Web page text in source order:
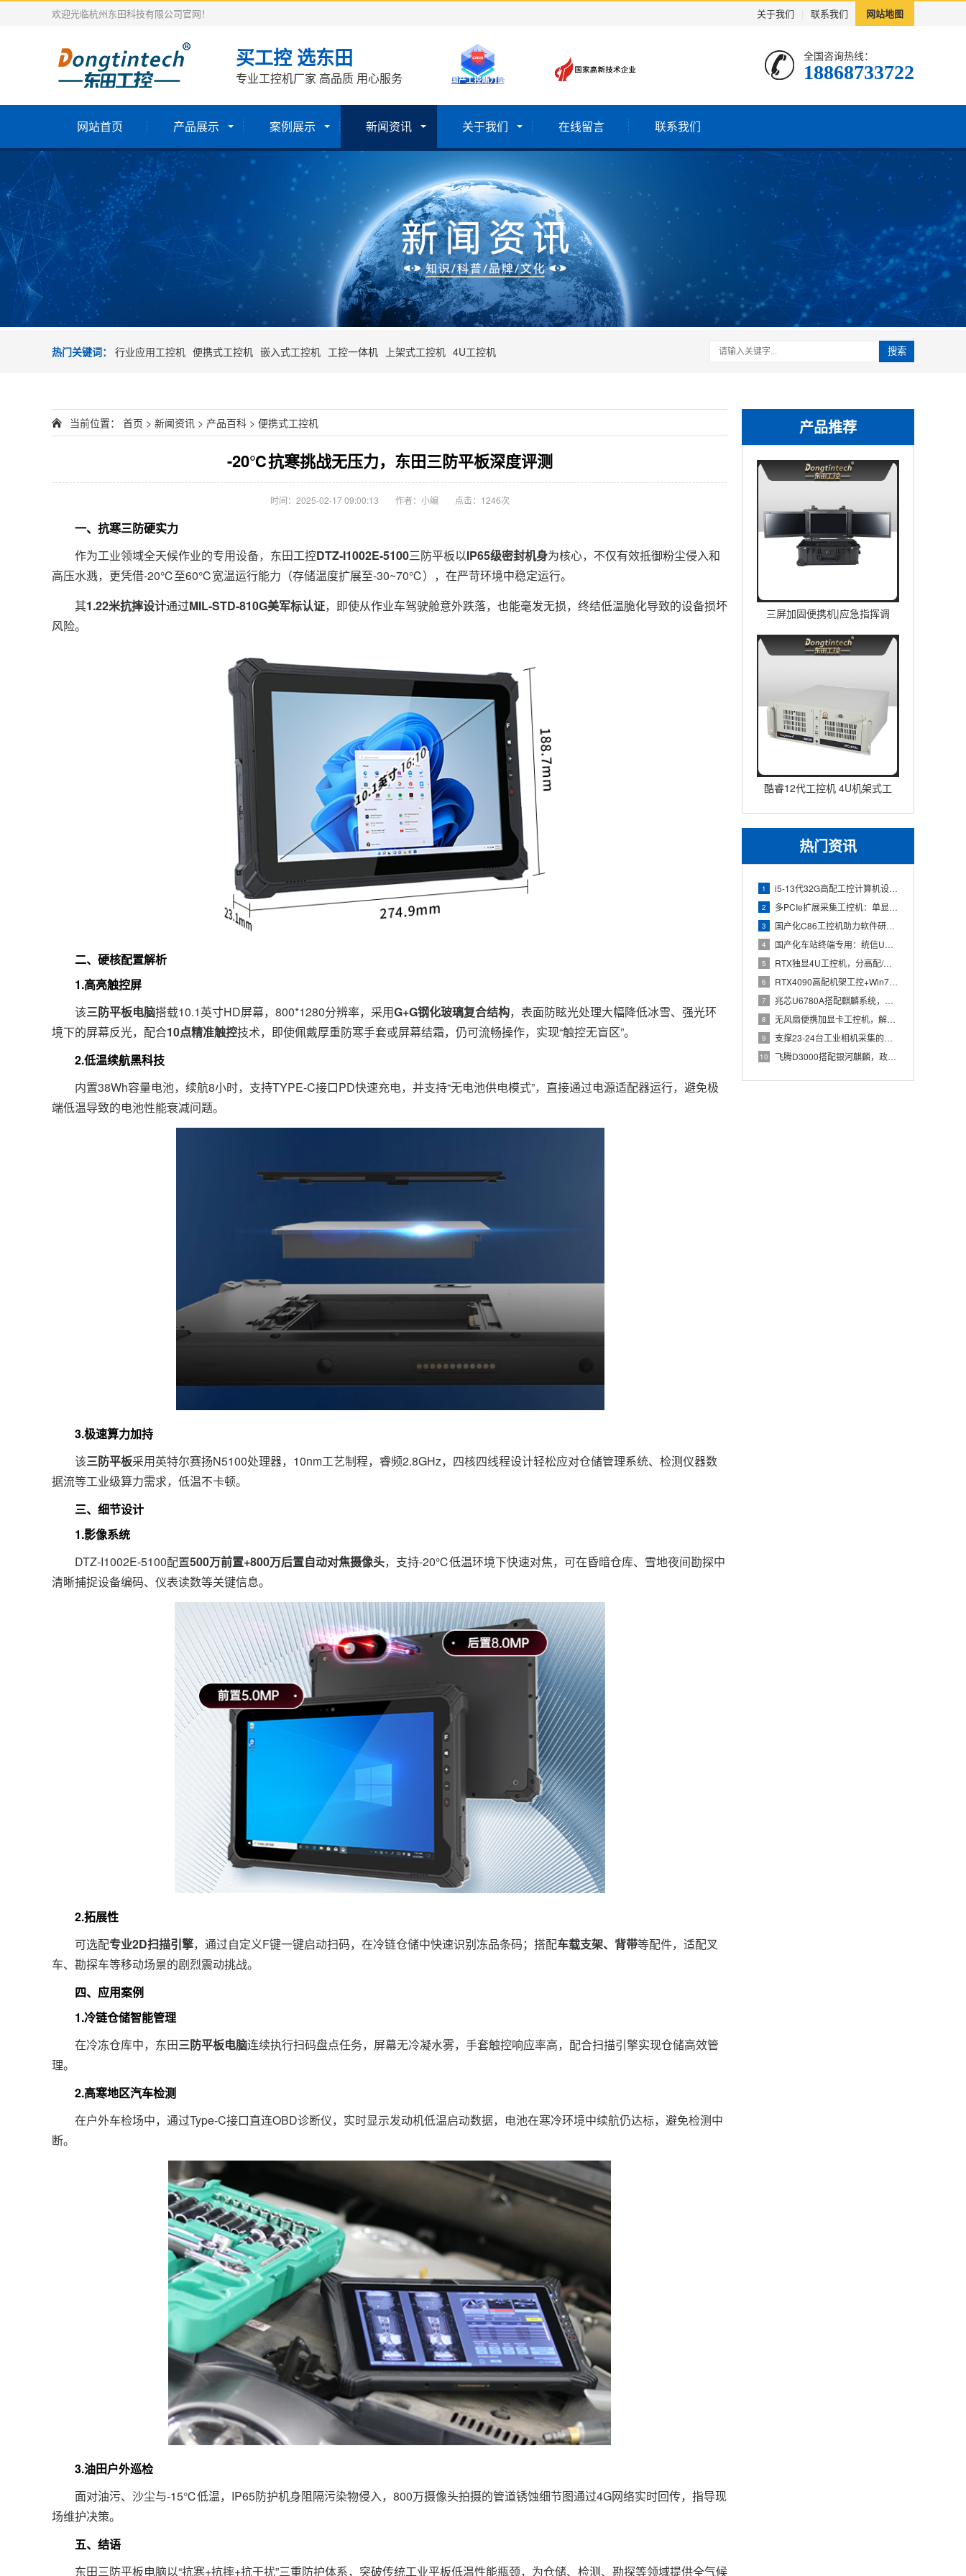
关于我们 联系我们 网站地图
欢迎光临杭州东田科技有限公司官网！
买工控 选东田
专业工控机厂家 高品质 用心服务
全国咨询热线：
18868733722
网站首页 产品展示 案例展示 新闻资讯 关于我们 在线留言 联系我们
热门关键词： 行业应用工控机 便携式工控机 嵌入式工控机 工控一体机 上架式工控机 4U工控机 搜索
产品推荐
三屏加固便携机|应急指挥调
度台移动终端|DTG-U1713-
酷睿12代工控机 4U机架式工
业控制器 DT-610L-IZ
热门资讯
1 i5-13代32G高配工控计算机设备，智能制造工位整机显示成
2 多PCIe扩展采集工控机：单显卡+多路采集卡高性价比方案
3 国产化C86工控机助力软件研发：从需求分析到落地部署
4 国产化车站终端专用：统信UOS兆芯八核嵌入式轨交工控机落地方
5 RTX独显4U工控机，分高配/低配适配无人机作业全场景
6 RTX4090高配机架工控+Win7加固笔记本，航空测控硬件
7 兆芯U6780A搭配麒麟系统，国产化工控机赋能航站楼航显调度
8 无风扇便携加显卡工控机，解决户外高波特率串口采集难题
9 支撑23-24台工业相机采集的高配置工控机解决方案推荐
10 飞腾D3000搭配银河麒麟，政务办公国产飞腾工控机落地方案
当前位置： 首页 > 新闻资讯 > 产品百科 > 便携式工控机
-20℃抗寒挑战无压力，东田三防平板深度评测
时间：2025-02-17 09:00:13 作者：小编 点击： 1246次
一、抗寒三防硬实力
作为工业领域全天候作业的专用设备，东田工控DTZ-I1002E-5100三防平板以IP65级密封机身为核心，不仅有效抵御粉尘侵入和
高压水溅，更凭借-20℃至60℃宽温运行能力（存储温度扩展至-30~70℃），在严苛环境中稳定运行。
其1.22米抗摔设计通过MIL-STD-810G美军标认证，即使从作业车驾驶舱意外跌落，也能毫发无损，终结低温脆化导致的设备损坏
风险。
二、硬核配置解析
1.高亮触控屏
该三防平板电脑搭载10.1英寸HD屏幕，800*1280分辨率，采用G+G钢化玻璃复合结构，表面防眩光处理大幅降低冰雪、强光环
境下的屏幕反光，配合10点精准触控技术，即使佩戴厚重防寒手套或屏幕结霜，仍可流畅操作，实现“触控无盲区”。
2.低温续航黑科技
内置38Wh容量电池，续航8小时，支持TYPE-C接口PD快速充电，并支持“无电池供电模式”，直接通过电源适配器运行，避免极
端低温导致的电池性能衰减问题。
3.极速算力加持
该三防平板采用英特尔赛扬N5100处理器，10nm工艺制程，睿频2.8GHz，四核四线程设计轻松应对仓储管理系统、检测仪器数
据流等工业级算力需求，低温不卡顿。
三、细节设计
1.影像系统
DTZ-I1002E-5100配置500万前置+800万后置自动对焦摄像头，支持-20℃低温环境下快速对焦，可在昏暗仓库、雪地夜间勘探中
清晰捕捉设备编码、仪表读数等关键信息。
2.拓展性
可选配专业2D扫描引擎，通过自定义F键一键启动扫码，在冷链仓储中快速识别冻品条码；搭配车载支架、背带等配件，适配叉
车、勘探车等移动场景的剧烈震动挑战。
四、应用案例
1.冷链仓储智能管理
在冷冻仓库中，东田三防平板电脑连续执行扫码盘点任务，屏幕无冷凝水雾，手套触控响应率高，配合扫描引擎实现仓储高效管
理。
2.高寒地区汽车检测
在户外车检场中，通过Type-C接口直连OBD诊断仪，实时显示发动机低温启动数据，电池在寒冷环境中续航仍达标，避免检测中
断。
3.油田户外巡检
面对油污、沙尘与-15℃低温，IP65防护机身阻隔污染物侵入，800万摄像头拍摄的管道锈蚀细节图通过4G网络实时回传，指导现
场维护决策。
五、结语
东田三防平板电脑以“抗寒+抗摔+抗干扰”三重防护体系，突破传统工业平板低温性能瓶颈，为仓储、检测、勘探等领域提供全气候